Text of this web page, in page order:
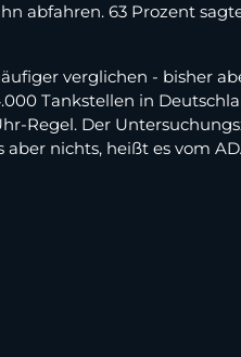
abfahren. 63 Prozent
verglichen - bisher
Tankstellen in
Regel. Der
nichts, heißt es vom